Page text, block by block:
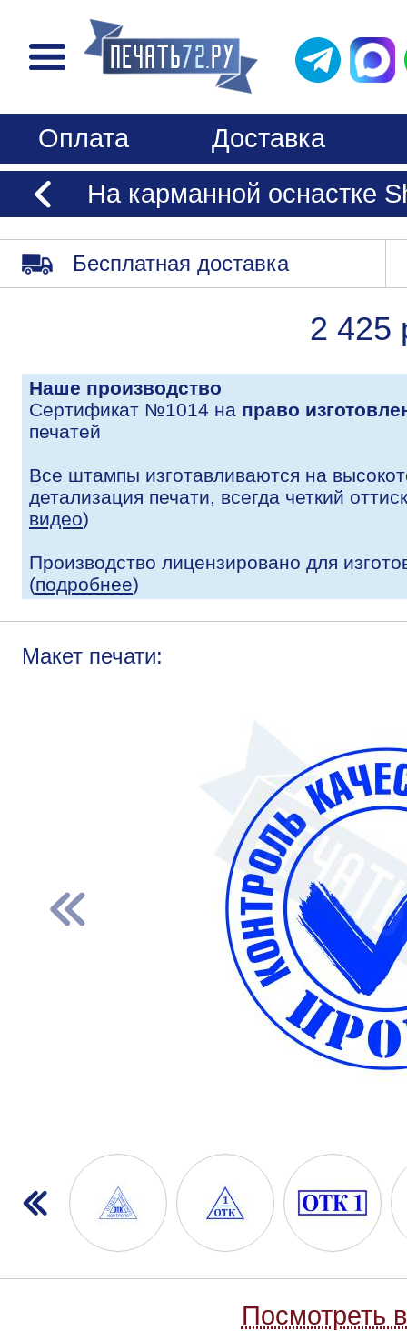
Оплата
Доставка
На карманной оснастке
Бесплатная доставка
2 425
Наше производство
Сертификат №1014 на право
печатей
Все штампы изготавливаются на
детализация печати, всегда четкий
видео)
Производство лицензировано для
(подробнее)
Макет печати:
Посмотреть